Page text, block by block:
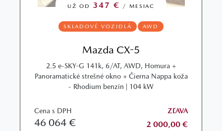
UŽ OD 347 € / MESIAC
SKLADOVÉ VOZIDLÁ AWD
Mazda CX-5
2.5 e-SKY-G 141k, 6/AT, AWD, Homura +
Panoramatické strešné okno + Čierna Nappa koža
- Rhodium benzín | 104 kW
Cena s DPH
46 064 €
ZĽAVA
2 000,00 €